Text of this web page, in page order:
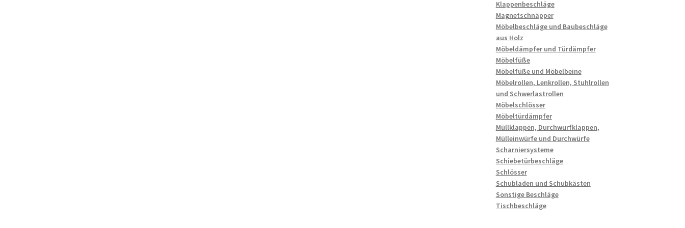
Klappenbeschläge
Magnetschnäpper
Möbelbeschläge und Baubeschläge
aus Holz
Möbeldämpfer und Türdämpfer
Möbelfüße
Möbelfüße und Möbelbeine
Möbelrollen, Lenkrollen, Stuhlrollen
und Schwerlastrollen
Möbelschlösser
Möbeltürdämpfer
Müllklappen, Durchwurfklappen,
Mülleinwürfe und Durchwürfe
Scharniersysteme
Schiebetürbeschläge
Schlösser
Schubladen und Schubkästen
Sonstige Beschläge
Tischbeschläge